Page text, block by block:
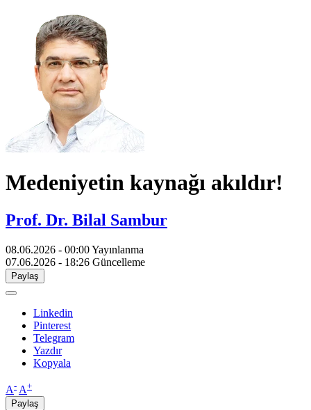
Medeniyetin kaynağı akıldır!
Prof. Dr. Bilal Sambur
08.06.2026 - 00:00Yayınlanma
07.06.2026 - 18:26 Güncelleme
Paylaş
Linkedin
Pinterest
Telegram
Yazdır
Kopyala
A- A+
Paylaş